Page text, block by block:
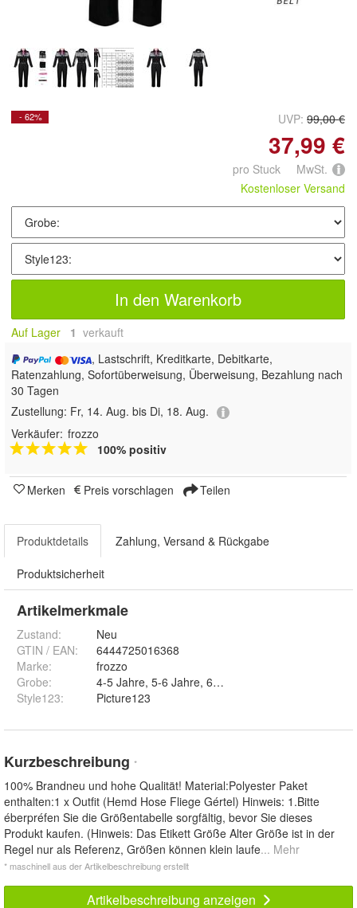
- 62% UVP: 99,00 €
37,99 €
pro Stuck MwSt.
Kostenloser Versand
In den Warenkorb
Auf Lager 1 verkauft
, Lastschrift, Kreditkarte, Debitkarte,
Ratenzahlung, Sofortüberweisung, Überweisung, Bezahlung nach
30 Tagen
Zustellung: Fr, 14. Aug. bis Di, 18. Aug.
Verkäufer: frozzo
100% positiv
Merken Preis vorschlagen Teilen
Produktdetails Zahlung, Versand & Rückgabe
Produktsicherheit
Artikelmerkmale
Zustand:
Neu
GTIN / EAN:
6444725016368
Marke:
frozzo
Grobe:
Style123: Picture123
Kurzbeschreibung *
100% Brandneu und hohe Qualität! Material:Polyester Paket
enthalten:1 x Outfit (Hemd Hose Fliege Gértel) Hinweis: 1.Bitte
éberpréfen Sie die Größentabelle sorgfältig, bevor Sie dieses
Produkt kaufen. (Hinweis: Das Etikett Größe Alter Größe ist in der
Regel nur als Referenz, Größen können klein laufe... Mehr
* maschinell aus der Artikelbeschreibung erstellt
Artikelbeschreibung anzeigen